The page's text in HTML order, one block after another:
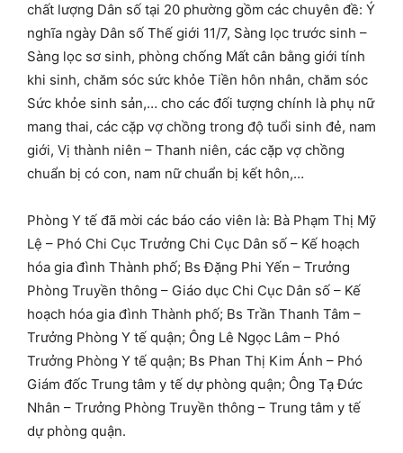
chất lượng Dân số tại 20 phường gồm các chuyên đề: Ý
nghĩa ngày Dân số Thế giới 11/7, Sàng lọc trước sinh –
Sàng lọc sơ sinh, phòng chống Mất cân bằng giới tính
khi sinh, chăm sóc sức khỏe Tiền hôn nhân, chăm sóc
Sức khỏe sinh sản,… cho các đối tượng chính là phụ nữ
mang thai, các cặp vợ chồng trong độ tuổi sinh đẻ, nam
giới, Vị thành niên – Thanh niên, các cặp vợ chồng
chuẩn bị có con, nam nữ chuẩn bị kết hôn,…
Phòng Y tế đã mời các báo cáo viên là: Bà Phạm Thị Mỹ
Lệ – Phó Chi Cục Trưởng Chi Cục Dân số – Kế hoạch
hóa gia đình Thành phố; Bs Đặng Phi Yến – Trưởng
Phòng Truyền thông – Giáo dục Chi Cục Dân số – Kế
hoạch hóa gia đình Thành phố; Bs Trần Thanh Tâm –
Trưởng Phòng Y tế quận; Ông Lê Ngọc Lâm – Phó
Trưởng Phòng Y tế quận; Bs Phan Thị Kim Ánh – Phó
Giám đốc Trung tâm y tế dự phòng quận; Ông Tạ Đức
Nhân – Trưởng Phòng Truyền thông – Trung tâm y tế
dự phòng quận.